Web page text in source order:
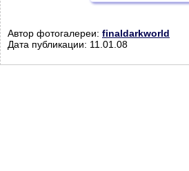
Автор фотогалереи: finaldarkworld
Дата публикации: 11.01.08